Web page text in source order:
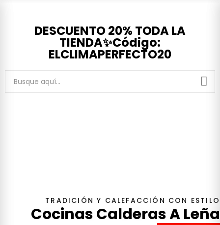
DESCUENTO 20% TODA LA
TIENDA✨Código:
ELCLIMAPERFECTO20
TRADICIÓN Y CALEFACCIÓN CON ESTILO
Cocinas Calderas A Leña